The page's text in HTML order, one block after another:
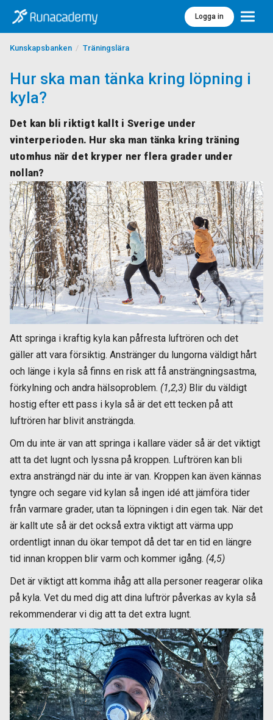
Logga in Meny
Kunskapsbanken Träningslära
Hur ska man tänka kring löpning i
kyla?
Det kan bli riktigt kallt i Sverige under
vinterperioden. Hur ska man tänka kring träning
utomhus när det kryper ner flera grader under
nollan?
Att springa i kraftig kyla kan påfresta luftrören och det
gäller att vara försiktig. Anstränger du lungorna väldigt hårt
och länge i kyla så finns en risk att få ansträngningsastma,
förkylning och andra hälsoproblem. (1,2,3) Blir du väldigt
hostig efter ett pass i kyla så är det ett tecken på att
luftrören har blivit ansträngda.
Om du inte är van att springa i kallare väder så är det viktigt
att ta det lugnt och lyssna på kroppen. Luftrören kan bli
extra ansträngd när du inte är van. Kroppen kan även kännas
tyngre och segare vid kylan så ingen idé att jämföra tider
från varmare grader, utan ta löpningen i din egen tak. När det
är kallt ute så är det också extra viktigt att värma upp
ordentligt innan du ökar tempot då det tar en tid en längre
tid innan kroppen blir varm och kommer igång. (4,5)
Det är viktigt att komma ihåg att alla personer reagerar olika
på kyla. Vet du med dig att dina luftrör påverkas av kyla så
rekommenderar vi dig att ta det extra lugnt.